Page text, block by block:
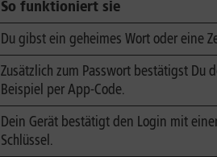
So funktioniert sie
Du gibst ein geheimes Wort oder eine
Zusätzlich zum Passwort bestätigst Du
Beispiel per App-Code.
Dein Gerät bestätigt den Login mit
Schlüssel.